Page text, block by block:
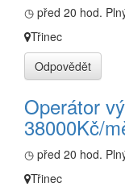
◷ před 20 hod.
Třinec
Odpovědět
Operátor
38000Kč/
◷ před 20 hod.
Třinec